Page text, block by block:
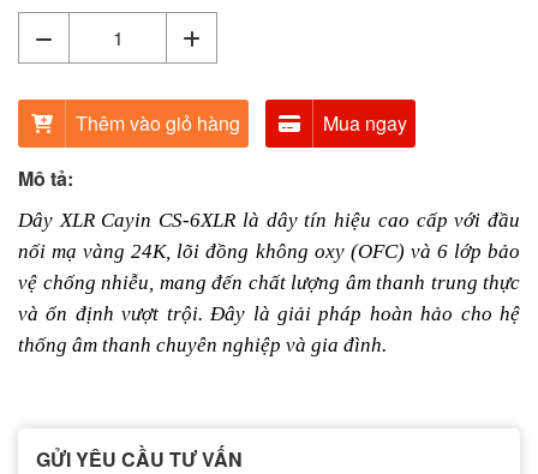
Thêm vào giỏ hàng
Mua ngay
Mô tả:
Dây XLR Cayin CS-6XLR là dây tín hiệu cao cấp với đầu
nối mạ vàng 24K, lõi đồng không oxy (OFC) và 6 lớp bảo
vệ chống nhiễu, mang đến chất lượng âm thanh trung thực
và ổn định vượt trội. Đây là giải pháp hoàn hảo cho hệ
thống âm thanh chuyên nghiệp và gia đình.
GỬI YÊU CẦU TƯ VẤN